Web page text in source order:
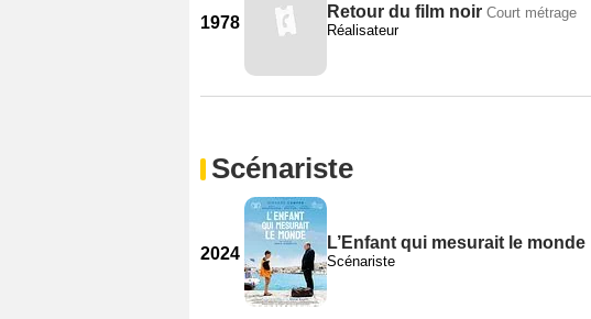
1978
Retour du film noir Court métrage
Réalisateur
Scénariste
2024
L’Enfant qui mesurait le monde
Scénariste